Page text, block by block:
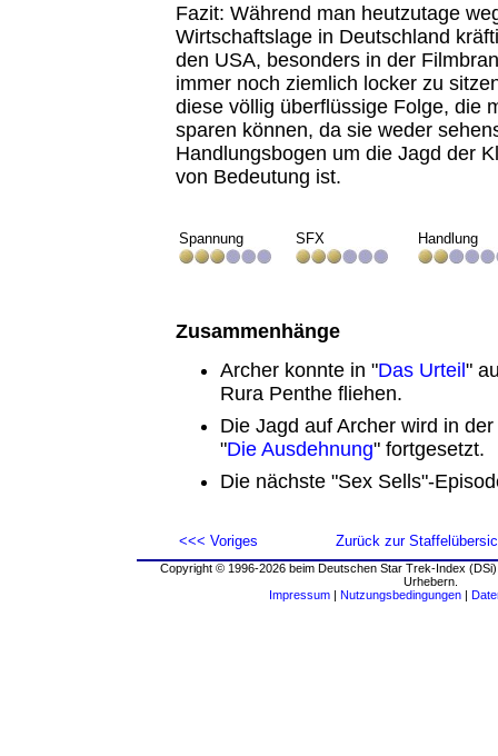
Fazit: Während man heutzutage
Wirtschaftslage in Deutschland
den USA, besonders in der
immer noch ziemlich locker zu
diese völlig überflüssige Folge, die
sparen können, da sie weder
Handlungsbogen um die Jagd der
von Bedeutung ist.
Spannung SFX Handlung
Zusammenhänge
Archer konnte in "Das Urteil"
Rura Penthe fliehen.
Die Jagd auf Archer wird in
"Die Ausdehnung" fortgesetzt.
Die nächste "Sex Sells"-
<<< Voriges Zurück zur
Copyright © 1996-2026 beim Deutschen Star Trek-Index
Urhebern.
Impressum | Nutzungsbedingungen |